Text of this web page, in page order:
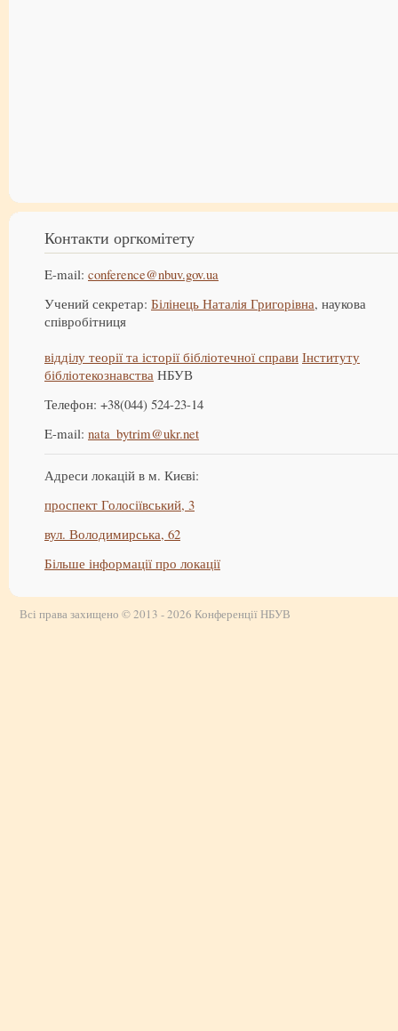
Контакти оргкомітету
E-mail: conference@nbuv.gov.ua
Учений секретар: Білінець Наталія Григорівна, наукова
співробітниця
відділу теорії та історії бібліотечної справи Інституту
бібліотекознавства НБУВ
Телефон: +38(044) 524-23-14
E-mail: nata_bytrim@ukr.net
Адреси локацій в м. Києві:
проспект Голосіївський, 3
вул. Володимирська, 62
Більше інформації про локації
Всі права захищено © 2013 - 2026 Конференції НБУВ